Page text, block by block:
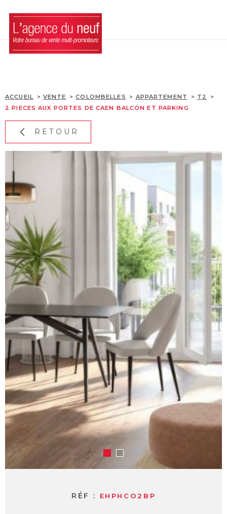
recherche
au
menu
principal
au
contenu
LES DISPOSITIFS
L'AGENCE
BLOG
CONTACT
ACCUEIL VENTE COLOMBELLES APPARTEMENT
T2
2 PIECES AUX PORTES DE CAEN BALCON ET PARKING
RETOUR
RÉF : EHPHCO2BP